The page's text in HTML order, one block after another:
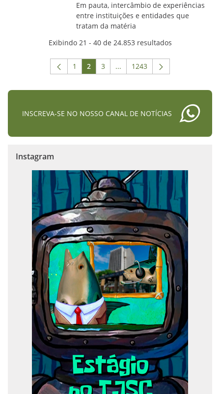
Em pauta, intercâmbio de experiências
entre instituições e entidades que
tratam da matéria
Exibindo 21 - 40 de 24.853 resultados
Página
1 Página
2 Página
3 ...Páginas intermediárias Usar
Página
1243
INSCREVA-SE NO NOSSO CANAL DE NOTÍCIAS
Instagram